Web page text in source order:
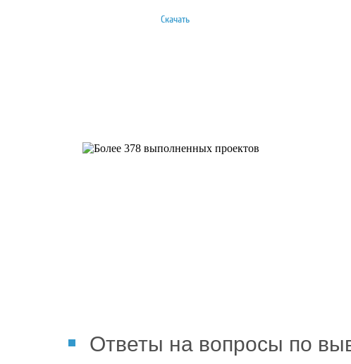
Скачать
Ответы на вопросы по